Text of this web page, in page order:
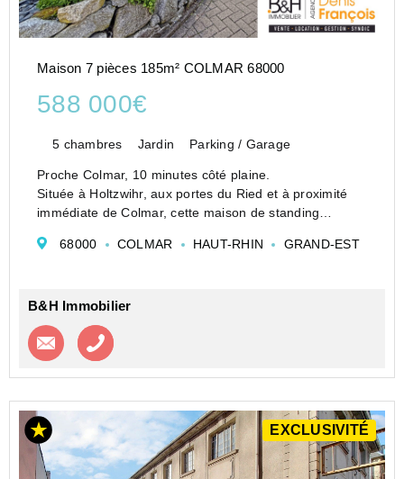
Maison 7 pièces 185m² COLMAR 68000
588 000€
5 chambres Jardin Parking / Garage
Proche Colmar, 10 minutes côté plaine.
Située à Holtzwihr, aux portes du Ried et à proximité
immédiate de Colmar, cette maison de standing
terrain paysager de 9,60 ares, dans un environnement
68000 COLMAR HAUT-RHIN GRAND-EST
B&H Immobilier
Contacter l'agence
EXCLUSIVITÉ